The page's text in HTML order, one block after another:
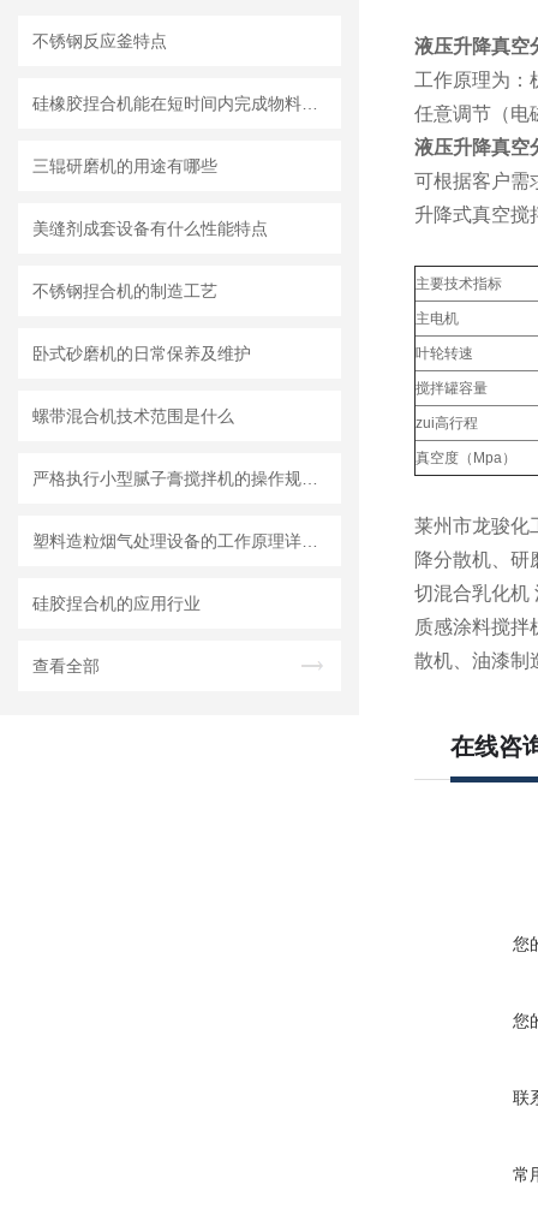
不锈钢反应釜特点
三辊研磨机的用途有哪些
美缝剂成套设备有什么性能特点
不锈钢捏合机的制造工艺
卧式砂磨机的日常保养及维护
螺带混合机技术范围是什么
硅胶捏合机的应用行业
查看全部
液压升降真空
工作原理为：
任意调节（电
液压升降真空
可根据客户需
升降式真空搅
主要技术指标
主电机
叶轮转速
搅拌罐容量
zui高行程
真空度（Mpa）
莱州市龙骏化
降分散机、研
切混合乳化机
质感涂料搅拌
散机、油漆制
在线咨
您
您
联
常